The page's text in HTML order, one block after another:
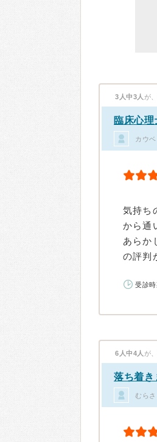
3人中3人 が
臨床心
カウ
気持ち
から通
あらか
の評判
受診
6人中4人 が
落ち着き
むら